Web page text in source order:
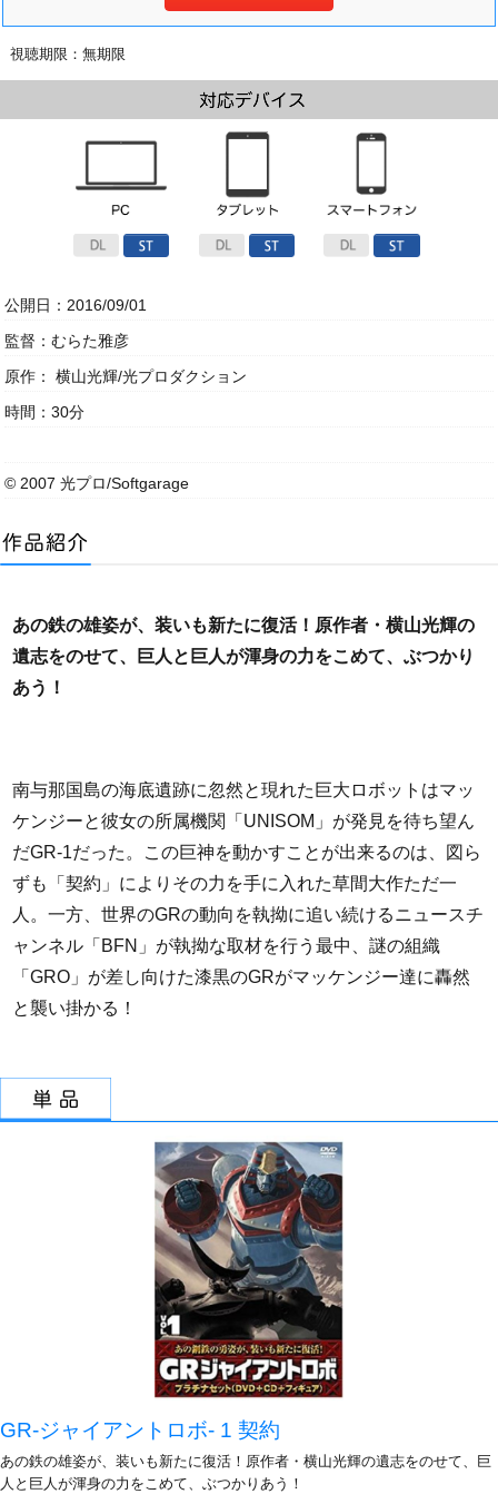
視聴期限：無期限
公開日：2016/09/01
監督：むらた雅彦
原作： 横山光輝/光プロダクション
時間：30分
© 2007 光プロ/Softgarage
あの鉄の雄姿が、装いも新たに復活！原作者・横山光輝の
遺志をのせて、巨人と巨人が渾身の力をこめて、ぶつかり
あう！
南与那国島の海底遺跡に忽然と現れた巨大ロボットはマッ
ケンジーと彼女の所属機関「UNISOM」が発見を待ち望ん
だGR-1だった。この巨神を動かすことが出来るのは、図ら
ずも「契約」によりその力を手に入れた草間大作ただ一
人。一方、世界のGRの動向を執拗に追い続けるニュースチ
ャンネル「BFN」が執拗な取材を行う最中、謎の組織
「GRO」が差し向けた漆黒のGRがマッケンジー達に轟然
と襲い掛かる！
GR-ジャイアントロボ- 1 契約
あの鉄の雄姿が、装いも新たに復活！原作者・横山光輝の遺志をのせて、巨
人と巨人が渾身の力をこめて、ぶつかりあう！